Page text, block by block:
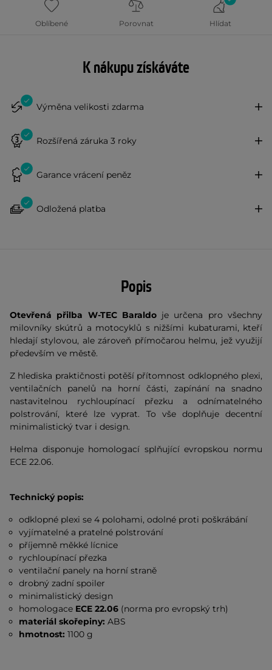
Oblíbené Porovnat Hlídat
K nákupu získáváte
Výměna velikosti zdarma
Rozšířená záruka 3 roky
Garance vrácení peněz
Odložená platba
Popis
Otevřená přilba W-TEC Baraldo je určena pro všechny
milovníky skútrů a motocyklů s nižšími kubaturami, kteří
hledají stylovou, ale zároveň přímočarou helmu, jež využijí
především ve městě.
Z hlediska praktičnosti potěší přítomnost odklopného plexi,
ventilačních panelů na horní části, zapínání na snadno
nastavitelnou rychloupínací přezku a odnímatelného
polstrování, které lze vyprat. To vše doplňuje decentní
minimalistický tvar i design.
Helma disponuje homologací splňující evropskou normu
ECE 22.06.
Technický popis:
odklopné plexi se 4 polohami, odolné proti poškrábání
vyjímatelné a pratelné polstrování
příjemně měkké lícnice
rychloupínací přezka
ventilační panely na horní straně
drobný zadní spoiler
minimalistický design
homologace ECE 22.06 (norma pro evropský trh)
materiál skořepiny:ABS
hmotnost:1100 g